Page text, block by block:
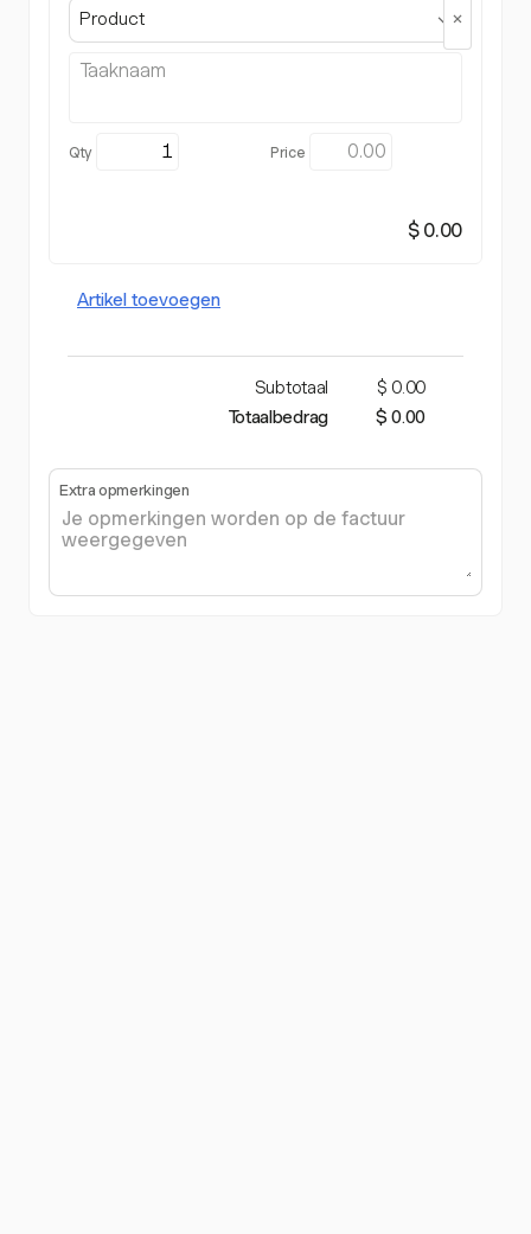
Product
$ 0.00
Artikel toevoegen
Subtotaal
$ 0.00
Totaalbedrag
$ 0.00
Extra opmerkingen